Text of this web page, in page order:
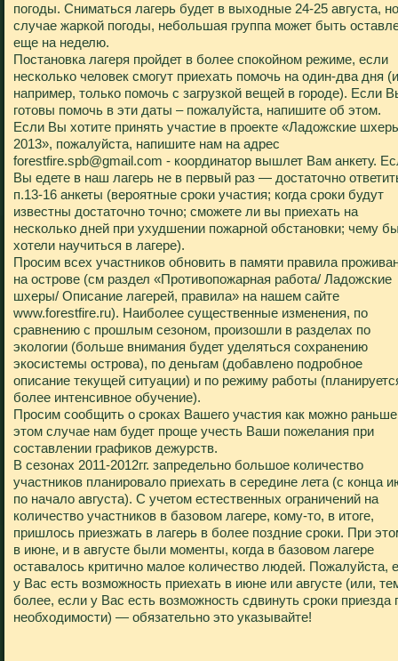
погоды. Сниматься лагерь будет в выходные 24-25 августа,
случае жаркой погоды, небольшая группа может быть
еще на неделю.
Постановка лагеря пройдет в более спокойном режиме, если
несколько человек смогут приехать помочь на один-два дня
например, только помочь с загрузкой вещей в городе). Если
готовы помочь в эти даты – пожалуйста, напишите об этом.
Если Вы хотите принять участие в проекте «Ладожские
2013», пожалуйста, напишите нам на адрес
forestfire.spb@gmail.com - координатор вышлет Вам анкету.
Вы едете в наш лагерь не в первый раз — достаточно
п.13-16 анкеты (вероятные сроки участия; когда сроки будут
известны достаточно точно; сможете ли вы приехать на
несколько дней при ухудшении пожарной обстановки; чему
хотели научиться в лагере).
Просим всех участников обновить в памяти правила
на острове (см раздел «Противопожарная работа/ Ладожские
шхеры/ Описание лагерей, правила» на нашем сайте
www.forestfire.ru). Наиболее существенные изменения, по
сравнению с прошлым сезоном, произошли в разделах по
экологии (больше внимания будет уделяться сохранению
экосистемы острова), по деньгам (добавлено подробное
описание текущей ситуации) и по режиму работы
более интенсивное обучение).
Просим сообщить о сроках Вашего участия как можно
этом случае нам будет проще учесть Ваши пожелания при
составлении графиков дежурств.
В сезонах 2011-2012гг. запредельно большое количество
участников планировало приехать в середине лета (с конца
по начало августа). С учетом естественных ограничений на
количество участников в базовом лагере, кому-то, в итоге,
пришлось приезжать в лагерь в более поздние сроки. При
в июне, и в августе были моменты, когда в базовом лагере
оставалось критично малое количество людей. Пожалуйста,
у Вас есть возможность приехать в июне или августе (или,
более, если у Вас есть возможность сдвинуть сроки приезда
необходимости) — обязательно это указывайте!